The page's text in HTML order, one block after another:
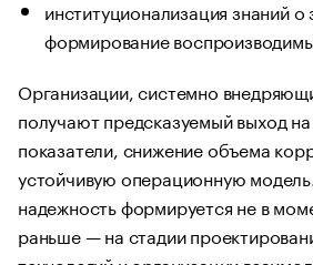
институционализация знаний о
формирование
Организации, системно
получают предсказуемый выход
показатели, снижение объема
устойчивую операционную
надежность формируется не в
раньше — на стадии